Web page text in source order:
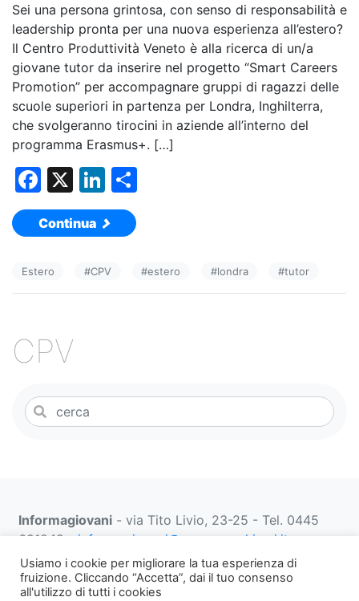
Sei una persona grintosa, con senso di responsabilità e
leadership pronta per una nuova esperienza all’estero?
Il Centro Produttività Veneto è alla ricerca di un/a
giovane tutor da inserire nel progetto “Smart Careers
Promotion” per accompagnare gruppi di ragazzi delle
scuole superiori in partenza per Londra, Inghilterra,
che svolgeranno tirocini in aziende all’interno del
programma Erasmus+. […]
F
a
c
b
o
k
X
Li
n
k
dI
vi
Continua
Estero #CPV #estero #londra #tutor
CPV
Informagiovani - via Tito Livio, 23-25 - Tel. 0445
691249 - informagiovani@comune.schio.vi.it
prenotazionifaberbox@comune.schio.vi.it0445 691
452 dal lunedì al venerdì dalle 13:00 alle 18:00
Usiamo i cookie per migliorare la tua esperienza di
fruizione. Cliccando “Accetta”, dai il tuo consenso
all'utilizzo di tutti i cookies